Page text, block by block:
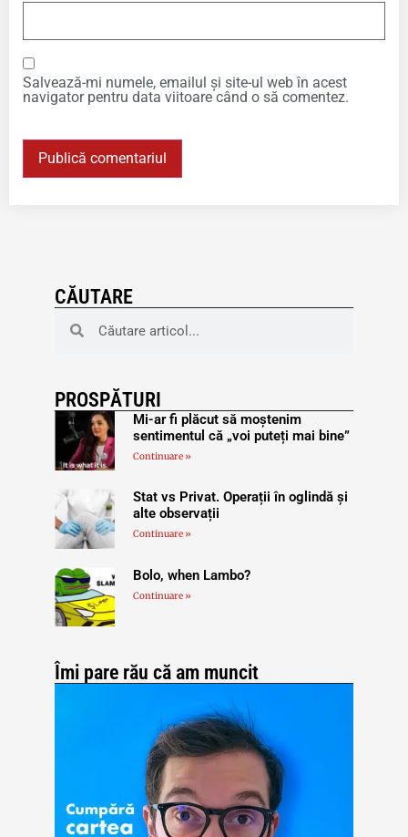
Salvează-mi numele, emailul și site-ul web în acest
navigator pentru data viitoare când o să comentez.
CĂUTARE
PROSPĂTURI
Mi-ar fi plăcut să moștenim
sentimentul că „voi puteți mai bine”
Continuare »
Stat vs Privat. Operații în oglindă și
alte observații
Continuare »
Bolo, when Lambo?
Continuare »
Îmi pare rău că am muncit